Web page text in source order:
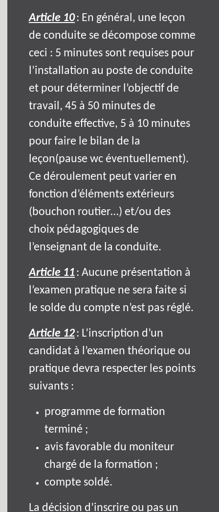
Article 10: En général, une leçon
de conduite se décompose comme
ceci : 5 minutes sont requises pour
l’installation au poste de conduite
et pour déterminer l’objectif de
travail, 45 à 50 minutes de
conduite effective, 5 à 10 minutes
pour faire le bilan de la
leçon(pause wc éventuellement).
Ce déroulement peut varier en
fonction d’éléments extérieurs
(bouchon routier…) et/ou des
choix pédagogiques de
l’enseignant de la conduite.
Article 11 : Aucune présentation à
l’examen pratique ne sera faite si
le solde du compte n’est pas réglé.
Article 12: L’inscription d’un
candidat à l’examen théorique ou
pratique devra respecter les points
suivants :
programme de formation
terminé ;
avis favorable du moniteur
chargé de la formation ;
compte soldé.
La décision d’inscrire ou pas un